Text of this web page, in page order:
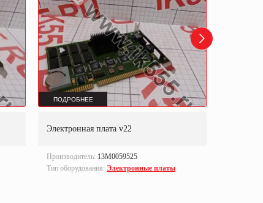
ПОДРОБНЕЕ
Электронная плата v22
Производитель: 13M0059525
Тип оборудования: Электронные платы